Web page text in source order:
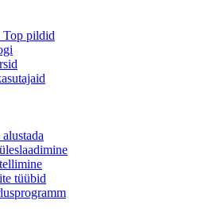
Top pildid
tüübid